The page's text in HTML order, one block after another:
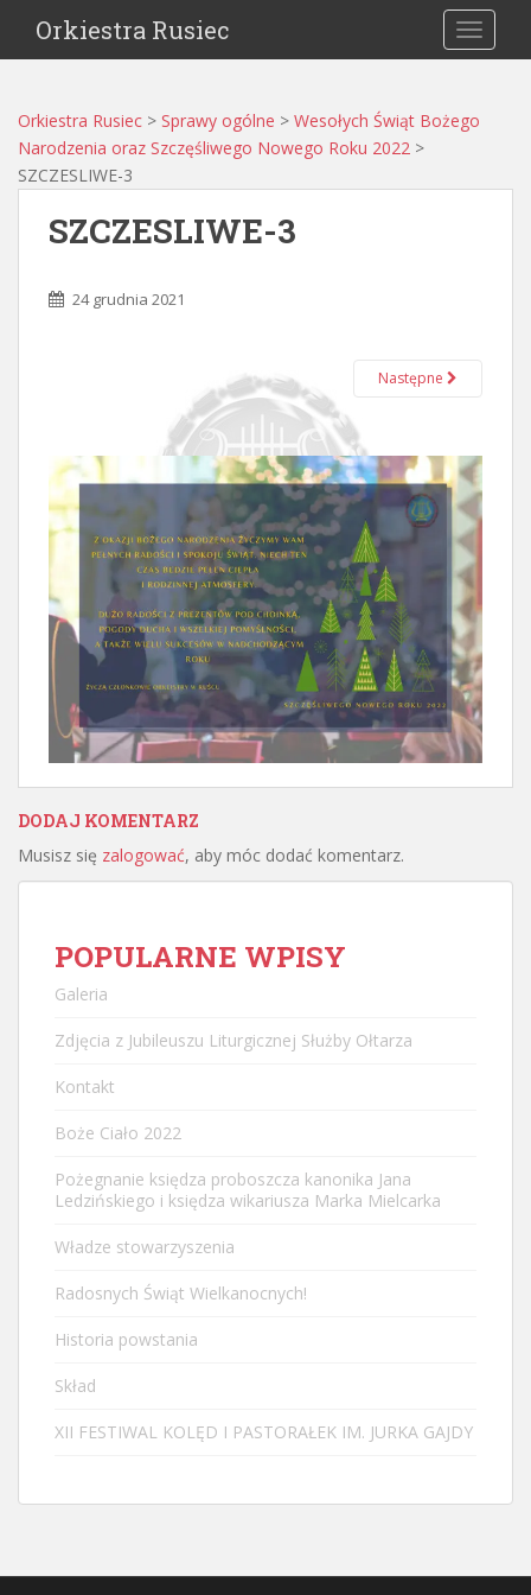
Orkiestra Rusiec
Orkiestra Rusiec > Sprawy ogólne > Wesołych Świąt Bożego
Narodzenia oraz Szczęśliwego Nowego Roku 2022 >
SZCZESLIWE-3
SZCZESLIWE-3
24 grudnia 2021
Następne
DODAJ KOMENTARZ
Musisz się zalogować, aby móc dodać komentarz.
POPULARNE WPISY
Galeria
Zdjęcia z Jubileuszu Liturgicznej Służby Ołtarza
Kontakt
Boże Ciało 2022
Pożegnanie księdza proboszcza kanonika Jana
Ledzińskiego i księdza wikariusza Marka Mielcarka
Władze stowarzyszenia
Radosnych Świąt Wielkanocnych!
Historia powstania
Skład
XII FESTIWAL KOLĘD I PASTORAŁEK IM. JURKA GAJDY